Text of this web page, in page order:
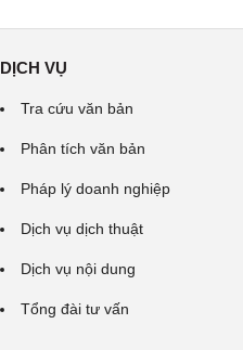
DỊCH VỤ
Tra cứu văn bản
Phân tích văn bản
Pháp lý doanh nghiệp
Dịch vụ dịch thuật
Dịch vụ nội dung
Tổng đài tư vấn